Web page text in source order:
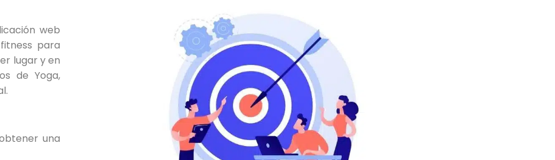
web
para
lugar y en
de Yoga,
una